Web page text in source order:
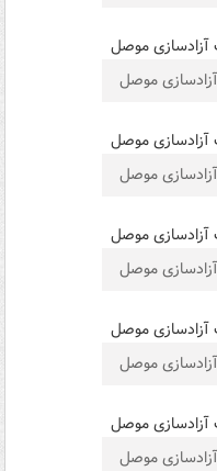
موصل
موصل
موصل
موصل
موصل